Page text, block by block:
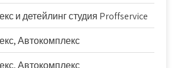
и детейлинг студия Proffservice
Автокомплекс
Автокомплекс